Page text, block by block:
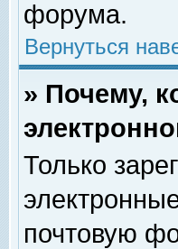
форума.
Вернуться
» Почему,
Только
почтовую